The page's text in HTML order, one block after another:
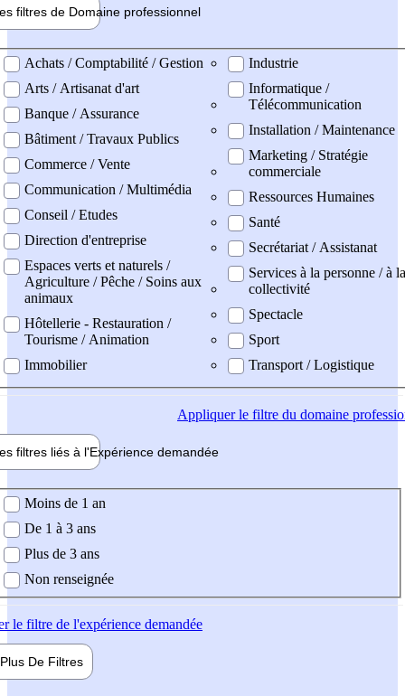
filtres de Domaine professionnel
professionel
Achats / Comptabilité / Gestion
Arts / Artisanat d'art
Banque / Assurance
Bâtiment / Travaux Publics
Commerce / Vente
Communication / Multimédia
Conseil / Etudes
Direction d'entreprise
Espaces verts et naturels /
Agriculture / Pêche / Soins aux
animaux
Hôtellerie - Restauration /
Tourisme / Animation
Immobilier
Industrie
Informatique /
Télécommunication
Installation / Maintenance
Marketing / Stratégie
commerciale
Ressources Humaines
Santé
Secrétariat / Assistanat
Services à la personne / à la
collectivité
Spectacle
Sport
Transport / Logistique
Appliquerle filtre du domaine
filtres liés à l'Expérience demandée
demandée
Moins de 1 an
De 1 à 3 ans
Plus de 3 ans
Non renseignée
le filtre de l'expérience demandée
Plus De Filtres